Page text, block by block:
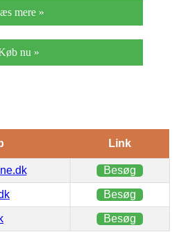
mere »
nu »
Link
Besøg
Besøg
Besøg